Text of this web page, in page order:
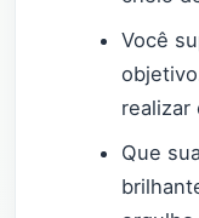
Você
realizar
Que